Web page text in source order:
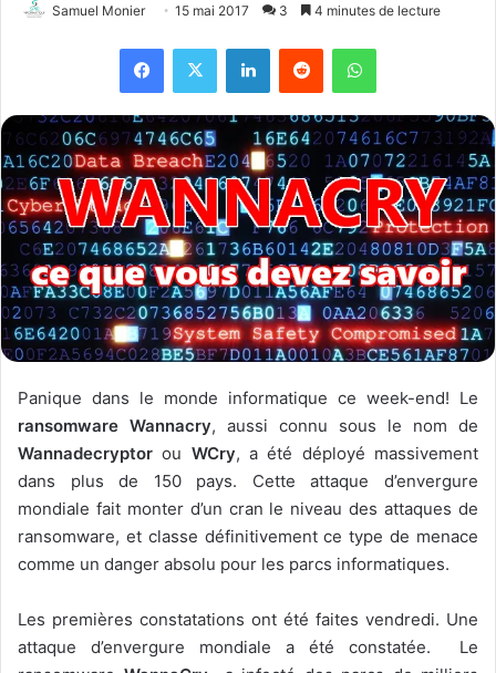
Samuel Monier 15 mai 2017 3 4 minutes de lecture
Panique dans le monde informatique ce week-end! Le
ransomware Wannacry, aussi connu sous le nom de
Wannadecryptor ou WCry, a été déployé massivement
dans plus de 150 pays. Cette attaque d’envergure
mondiale fait monter d’un cran le niveau des attaques de
ransomware, et classe définitivement ce type de menace
comme un danger absolu pour les parcs informatiques.
Les premières constatations ont été faites vendredi. Une
attaque d’envergure mondiale a été constatée. Le